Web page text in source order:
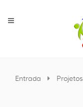
Entrada Projetos